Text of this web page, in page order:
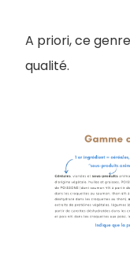
A priori, ce
qualité.